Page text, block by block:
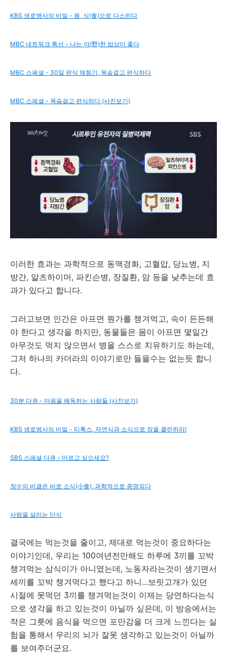
KBS 생로병사의 비밀 - 몸, 식(食)으로 다스린다
MBC 네트워크 특선 - 나는 야(野)한 밥상이 좋다
MBC 스페셜 - 30일 편식 체험기, 목숨걸고 편식하다
MBC 스페셜 - 목숨걸고 편식하다 (사진보기)
이러한 효과는 과학적으로 동맥경화, 고혈압, 당뇨병, 지
방간, 알츠하이머, 파킨슨병, 장질환, 암 등을 낮추는데 효
과가 있다고 합니다.
그러고보면 인간은 아프면 뭔가를 챙겨먹고, 속이 든든해
야 한다고 생각을 하지만, 동물들은 몸이 아프면 몇일간
아무것도 먹지 않으면서 병을 스스로 치유하기도 하는데,
그저 하나의 카더라의 이야기로만 들을수는 없는듯 합니
다.
30분 다큐 - 마음을 해독하는 사람들 (사진보기)
KBS 생로병사의 비밀 - 티톡스, 자연식과 소식으로 장을 클린하라!
SBS 스페셜 다큐 - 마르고 싶으세요?
장수의 비결은 바로 소식(小食), 과학적으로 증명되다
사람을 살리는 단식
결국에는 먹는것을 줄이고, 제대로 먹는것이 중요하다는
이야기인데, 우리는 100여년전만해도 하루에 3끼를 꼬박
챙겨먹는 삼식이가 아니였는데, 노동자라는것이 생기면서
세끼를 꼬박 챙겨먹다고 했다고 하니...보릿고개가 있던
시절에 못먹던 3끼를 챙겨먹는것이 이제는 당연하다는식
으로 생각을 하고 있는것이 아닐까 싶은데, 이 방송에서는
작은 그릇에 음식을 먹으면 포만감을 더 크게 느낀다는 실
험을 통해서 우리의 뇌가 잘못 생각하고 있는것이 아닐까
를 보여주더군요.